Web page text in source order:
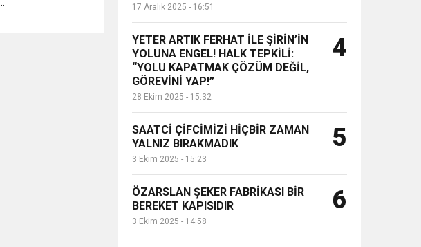
17 Aralık 2025 - 16:51
YETER ARTIK FERHAT İLE ŞİRİN’İN
YOLUNA ENGEL! HALK TEPKİLİ:
“YOLU KAPATMAK ÇÖZÜM DEĞİL,
GÖREVİNİ YAP!”
28 Ekim 2025 - 15:32
4
SAATCİ ÇİFCİMİZİ HİÇBİR ZAMAN
YALNIZ BIRAKMADIK
3 Ekim 2025 - 15:23
5
ÖZARSLAN ŞEKER FABRİKASI BİR
BEREKET KAPISIDIR
3 Ekim 2025 - 14:58
6